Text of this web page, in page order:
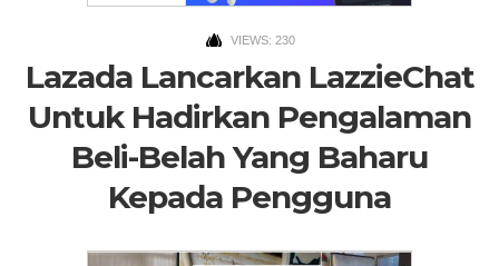
VIEWS: 230
Lazada Lancarkan LazzieChat
Untuk Hadirkan Pengalaman
Beli-Belah Yang Baharu
Kepada Pengguna